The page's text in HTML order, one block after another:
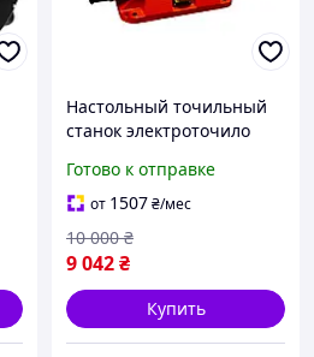
Настольный точильный
станок электроточило
круг 250 мм 2950 об/мин
вес 33 кг
Готово к отправке
от 1507₴/мес
9 042₴
10 000 ₴
Купить